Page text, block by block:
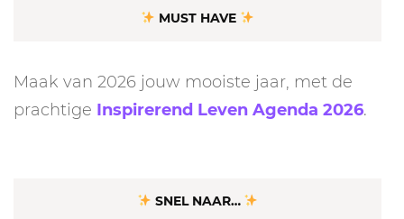
MUST HAVE
Maak van 2026 jouw mooiste jaar, met de
prachtige Inspirerend Leven Agenda 2026.
SNEL NAAR…